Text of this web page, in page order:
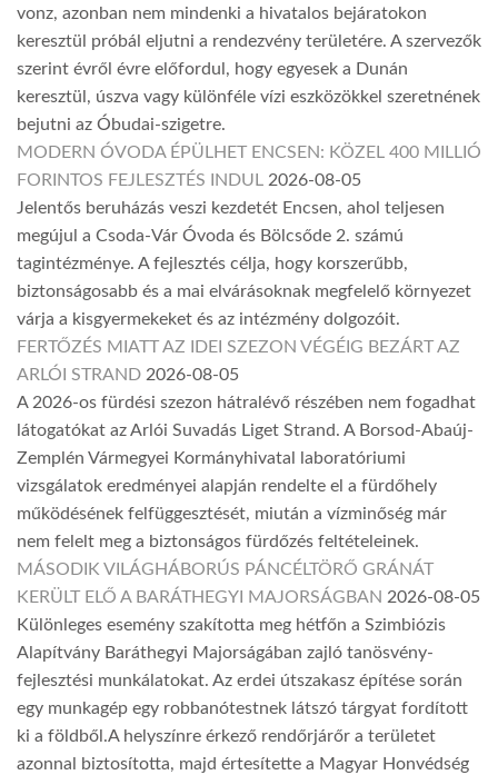
vonz, azonban nem mindenki a hivatalos bejáratokon
keresztül próbál eljutni a rendezvény területére. A szervezők
szerint évről évre előfordul, hogy egyesek a Dunán
keresztül, úszva vagy különféle vízi eszközökkel szeretnének
bejutni az Óbudai-szigetre.
MODERN ÓVODA ÉPÜLHET ENCSEN: KÖZEL 400 MILLIÓ
FORINTOS FEJLESZTÉS INDUL 2026-08-05
Jelentős beruházás veszi kezdetét Encsen, ahol teljesen
megújul a Csoda-Vár Óvoda és Bölcsőde 2. számú
tagintézménye. A fejlesztés célja, hogy korszerűbb,
biztonságosabb és a mai elvárásoknak megfelelő környezet
várja a kisgyermekeket és az intézmény dolgozóit.
FERTŐZÉS MIATT AZ IDEI SZEZON VÉGÉIG BEZÁRT AZ
ARLÓI STRAND 2026-08-05
A 2026-os fürdési szezon hátralévő részében nem fogadhat
látogatókat az Arlói Suvadás Liget Strand. A Borsod-Abaúj-
Zemplén Vármegyei Kormányhivatal laboratóriumi
vizsgálatok eredményei alapján rendelte el a fürdőhely
működésének felfüggesztését, miután a vízminőség már
nem felelt meg a biztonságos fürdőzés feltételeinek.
MÁSODIK VILÁGHÁBORÚS PÁNCÉLTÖRŐ GRÁNÁT
KERÜLT ELŐ A BARÁTHEGYI MAJORSÁGBAN 2026-08-05
Különleges esemény szakította meg hétfőn a Szimbiózis
Alapítvány Baráthegyi Majorságában zajló tanösvény-
fejlesztési munkálatokat. Az erdei útszakasz építése során
egy munkagép egy robbanótestnek látszó tárgyat fordított
ki a földből.A helyszínre érkező rendőrjárőr a területet
azonnal biztosította, majd értesítette a Magyar Honvédség